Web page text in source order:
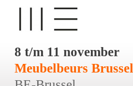
8 t/m 11 november
Meubelbeurs Brussel